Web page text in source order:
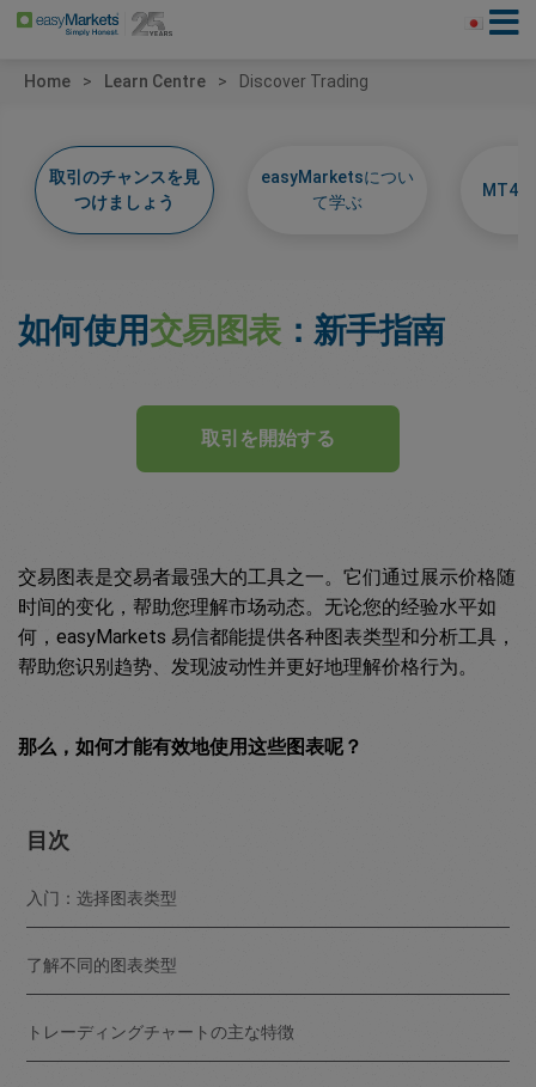
Home Learn Centre Discover Trading
取引のチャンスを見
つけましょう
easyMarketsについ
て学ぶ
MT4
如何使用交易图表：新手指南
取引を開始する
交易图表是交易者最强大的工具之一。它们通过展示价格随
时间的变化，帮助您理解市场动态。无论您的经验水平如
何，easyMarkets 易信都能提供各种图表类型和分析工具，
帮助您识别趋势、发现波动性并更好地理解价格行为。
那么，如何才能有效地使用这些图表呢？
目次
入门：选择图表类型
了解不同的图表类型
トレーディングチャートの主な特徴